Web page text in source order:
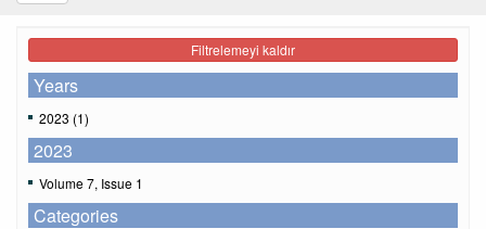
Filtrelemeyi kaldır
Years
2023 (1)
2023
Volume 7, Issue 1
Categories